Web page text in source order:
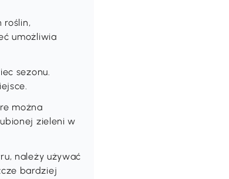
roślin,
umożliwia
sezonu.
można
zieleni w
należy używać
bardziej